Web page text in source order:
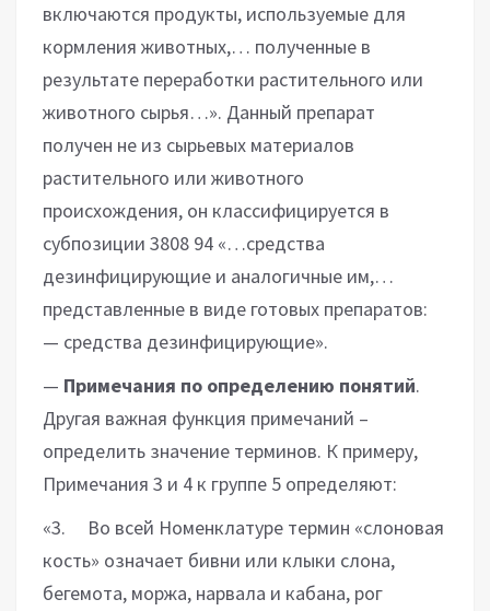
включаются продукты, используемые для
кормления животных,… полученные в
результате переработки растительного или
животного сырья…». Данный препарат
получен не из сырьевых материалов
растительного или животного
происхождения, он классифицируется в
субпозиции 3808 94 «…средства
дезинфицирующие и аналогичные им,…
представленные в виде готовых препаратов:
— средства дезинфицирующие».
— Примечания по определению понятий.
Другая важная функция примечаний –
определить значение терминов. К примеру,
Примечания 3 и 4 к группе 5 определяют:
«3. Во всей Номенклатуре термин «слоновая
кость» означает бивни или клыки слона,
бегемота, моржа, нарвала и кабана, рог